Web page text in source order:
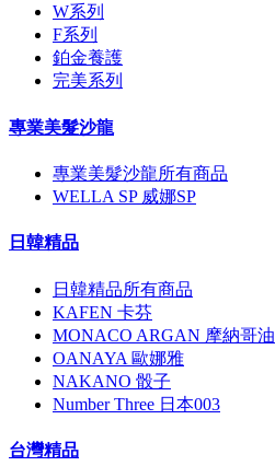
W系列
F系列
鉑金養護
完美系列
專業美髮沙龍
專業美髮沙龍所有商品
WELLA SP 威娜SP
日韓精品
日韓精品所有商品
KAFEN 卡芬
MONACO ARGAN 摩納哥油
OANAYA 歐娜雅
NAKANO 骰子
Number Three 日本003
台灣精品